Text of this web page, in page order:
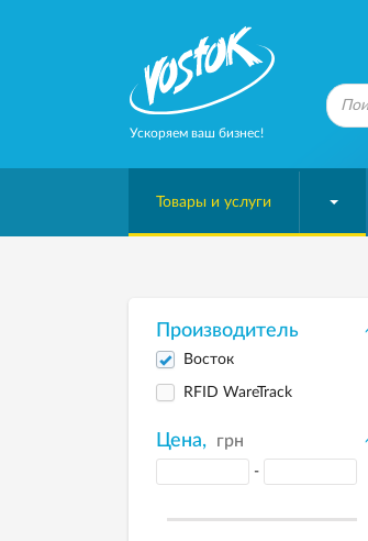
Ускоряем ваш бизнес!
Товары и услуги
Производитель
Восток
RFID WareTrack
Цена, грн
-